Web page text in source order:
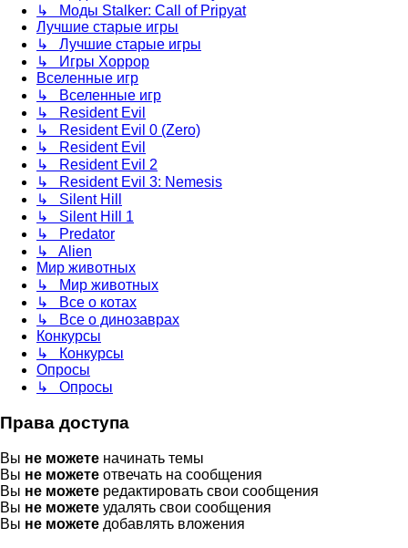
↳ Моды Stalker: Call of Pripyat
Лучшие старые игры
↳ Лучшие старые игры
↳ Игры Хоррор
Вселенные игр
↳ Вселенные игр
↳ Resident Evil
↳ Resident Evil 0 (Zero)
↳ Resident Evil
↳ Resident Evil 2
↳ Resident Evil 3: Nemesis
↳ Silent Hill
↳ Silent Hill 1
↳ Predator
↳ Alien
Мир животных
↳ Мир животных
↳ Все о котах
↳ Все о динозаврах
Конкурсы
↳ Конкурсы
Опросы
↳ Опросы
Права доступа
Вы не можете начинать темы
Вы не можете отвечать на сообщения
Вы не можете редактировать свои сообщения
Вы не можете удалять свои сообщения
Вы не можете добавлять вложения